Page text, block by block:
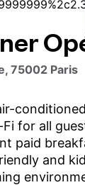
75002 Paris
for all
paid
and